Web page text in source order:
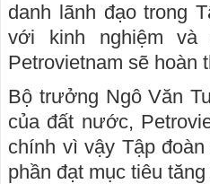
danh lãnh đạo trong
với kinh nghiệm
Petrovietnam sẽ hoàn
Bộ trưởng Ngô Văn
của đất nước,
chính vì vậy Tập
phần đạt mục tiêu